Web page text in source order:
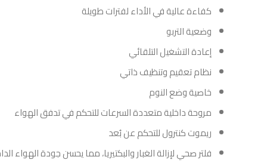
كفاءة عالية في الأداء لفترات طويلة
وضعية التربو
إعادة التشغيل التلقائي
نظام تعقيم وتنظيف ذاتي
خاصية وضع النوم
مروحة داخلية متعددة السرعات للتحكم في تدفق الهواء
ريموت كنترول للتحكم عن بُعد
فلتر صحي لإزالة الغبار والبكتيريا، مما يحسن جودة الهواء